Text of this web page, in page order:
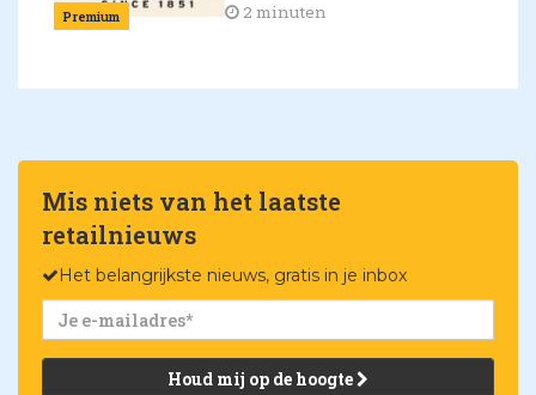
Premium 2 minuten
Mis niets van het laatste
retailnieuws
Het belangrijkste nieuws, gratis in je inbox
Houd mij op de hoogte